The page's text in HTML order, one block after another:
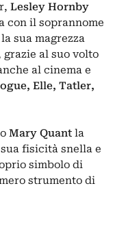
Lesley Hornby
con il soprannome
sua magrezza
grazie al suo volto
al cinema e
Elle, Tatler,
Mary Quant la
fisicità snella e
simbolo di
strumento di